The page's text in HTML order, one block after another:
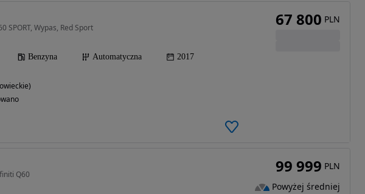
SPORT, Wypas, Red Sport
Benzyna Automatyczna 2017
67 800 PLN
Q60 99 999 PLN
Powyżej średniej